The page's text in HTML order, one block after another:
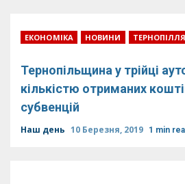
ЕКОНОМІКА НОВИНИ ТЕРНОПІЛЛЯ
Тернопільщина у трійці
кількістю отриманих
субвенцій
Наш день 10 Березня, 2019 1 min